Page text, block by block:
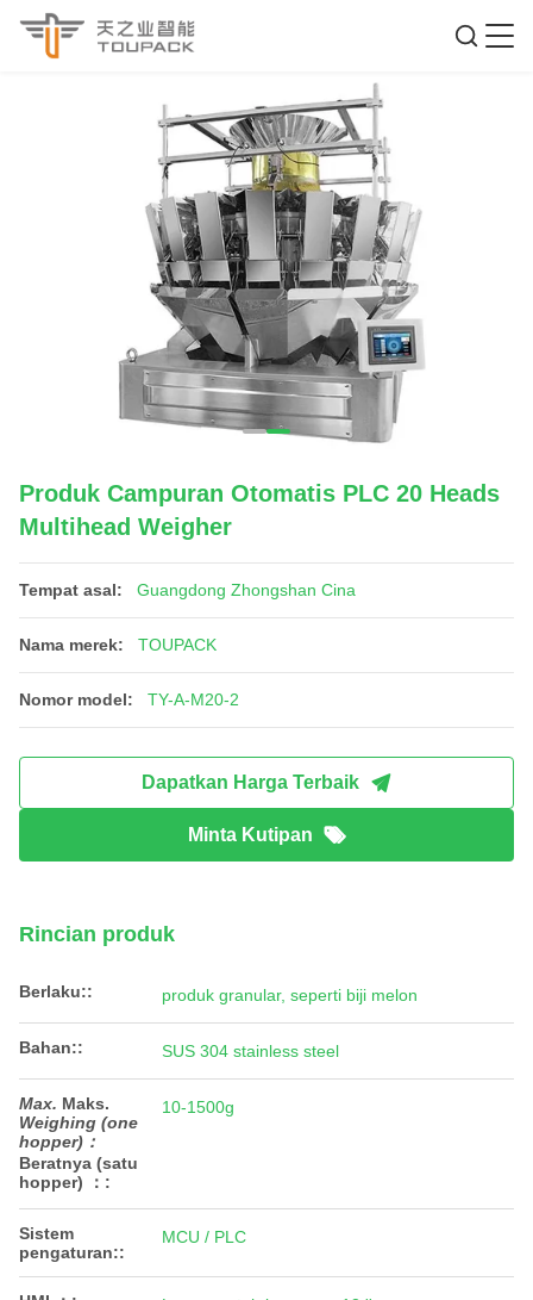
Produk Campuran Otomatis PLC 20 Heads
Multihead Weigher
Tempat asal: Guangdong Zhongshan Cina
Nama merek: TOUPACK
Nomor model: TY-A-M20-2
Dapatkan Harga Terbaik
Minta Kutipan
Rincian produk
Berlaku:: produk granular, seperti biji melon
Bahan:: SUS 304 stainless steel
Max. Maks.
Weighing (one
hopper)：
Beratnya (satu
hopper) ： :
10-1500g
Sistem
pengaturan::
MCU / PLC